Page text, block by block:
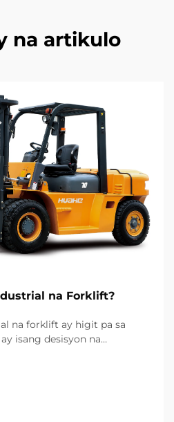
na artikulo
na Forklift?
na forklift ay higit pa sa
isang desisyon na
pagpapatakbo ng iyong
ng iyong lugar ng